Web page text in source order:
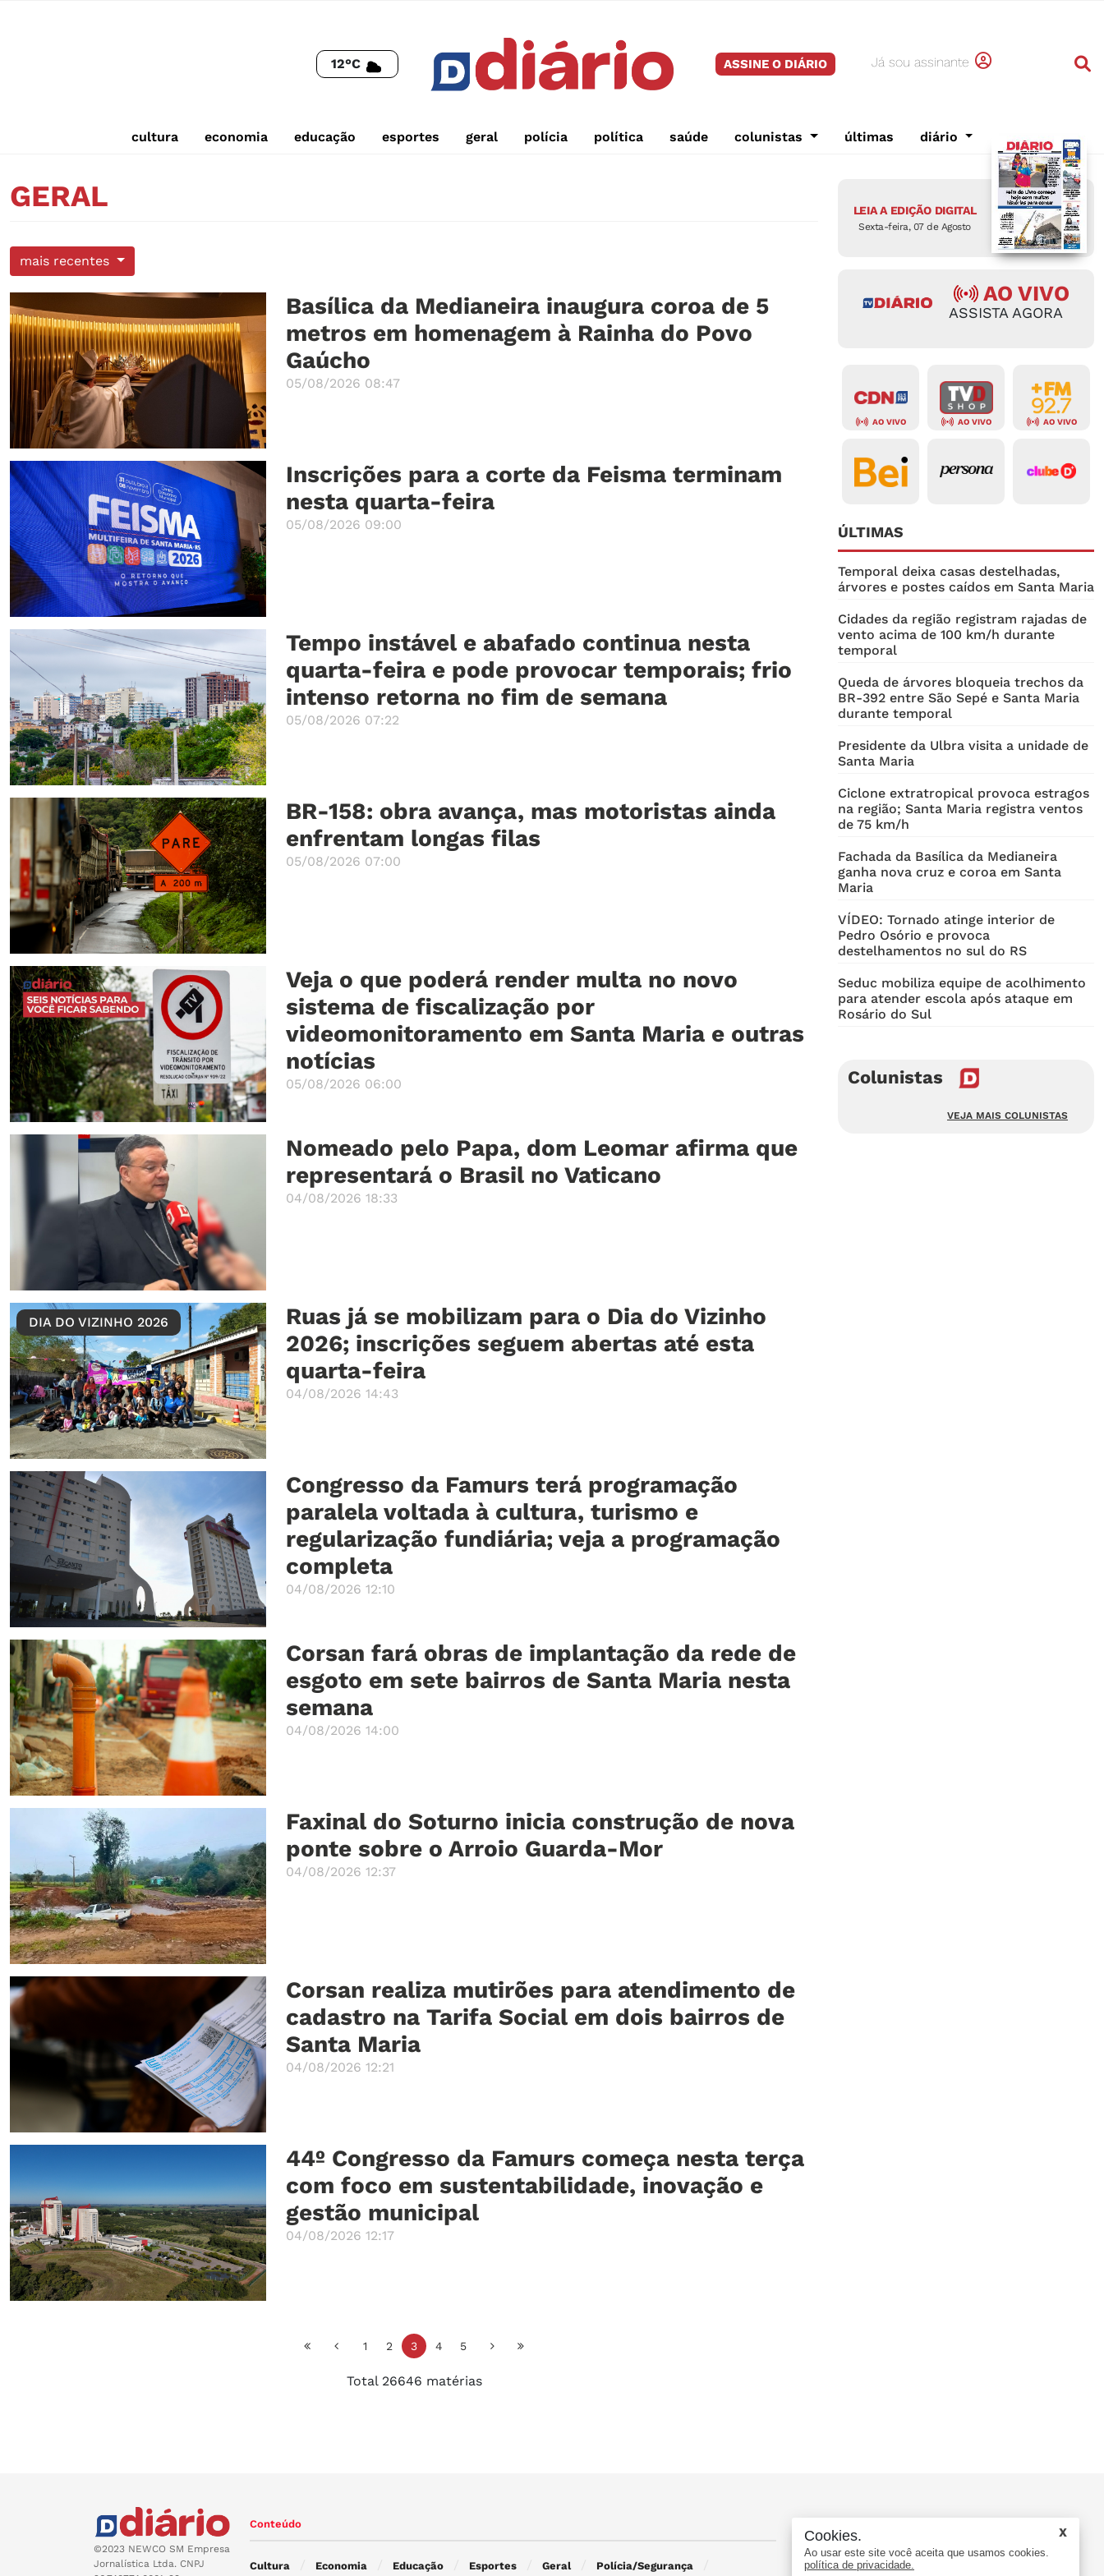
12°C ASSINE O DIÁRIO Já sou assinante
cultura economia educação esportes geral polícia política saúde colunistas últimas diário
GERAL
mais recentes
Basílica da Medianeira inaugura coroa de 5
metros em homenagem à Rainha do Povo
Gaúcho
05/08/2026 08:47
Inscrições para a corte da Feisma terminam
nesta quarta-feira
05/08/2026 09:00
Tempo instável e abafado continua nesta
quarta-feira e pode provocar temporais; frio
intenso retorna no fim de semana
05/08/2026 07:22
BR-158: obra avança, mas motoristas ainda
enfrentam longas filas
05/08/2026 07:00
Veja o que poderá render multa no novo
sistema de fiscalização por
videomonitoramento em Santa Maria e outras
notícias
05/08/2026 06:00
Nomeado pelo Papa, dom Leomar afirma que
representará o Brasil no Vaticano
04/08/2026 18:33
DIA DO VIZINHO 2026
Ruas já se mobilizam para o Dia do Vizinho
2026; inscrições seguem abertas até esta
quarta-feira
04/08/2026 14:43
Congresso da Famurs terá programação
paralela voltada à cultura, turismo e
regularização fundiária; veja a programação
completa
04/08/2026 12:10
Corsan fará obras de implantação da rede de
esgoto em sete bairros de Santa Maria nesta
semana
04/08/2026 14:00
Faxinal do Soturno inicia construção de nova
ponte sobre o Arroio Guarda-Mor
04/08/2026 12:37
Corsan realiza mutirões para atendimento de
cadastro na Tarifa Social em dois bairros de
Santa Maria
04/08/2026 12:21
44º Congresso da Famurs começa nesta terça
com foco em sustentabilidade, inovação e
gestão municipal
04/08/2026 12:17
1 2 3 4 5
Total 26646 matérias
LEIA A EDIÇÃO DIGITAL
Sexta-feira, 07 de Agosto
AO VIVO
ASSISTA AGORA
AO VIVO AO VIVO AO VIVO
ÚLTIMAS
Temporal deixa casas destelhadas,
árvores e postes caídos em Santa Maria
Cidades da região registram rajadas de
vento acima de 100 km/h durante
temporal
Queda de árvores bloqueia trechos da
BR-392 entre São Sepé e Santa Maria
durante temporal
Presidente da Ulbra visita a unidade de
Santa Maria
Ciclone extratropical provoca estragos
na região; Santa Maria registra ventos
de 75 km/h
Fachada da Basílica da Medianeira
ganha nova cruz e coroa em Santa
Maria
VÍDEO: Tornado atinge interior de
Pedro Osório e provoca
destelhamentos no sul do RS
Seduc mobiliza equipe de acolhimento
para atender escola após ataque em
Rosário do Sul
Colunistas
VEJA MAIS COLUNISTAS
©2023 NEWCO SM Empresa
Jornalística Ltda. CNPJ
Conteúdo
Cultura Economia Educação Esportes Geral Polícia/Segurança
Cookies.
Ao usar este site você aceita que usamos cookies.
política de privacidade.